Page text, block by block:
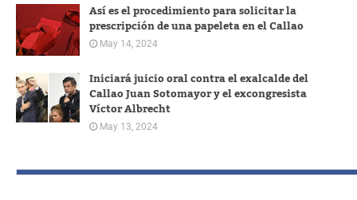
Así es el procedimiento para solicitar la
prescripción de una papeleta en el Callao
May 14, 2024
Iniciará juicio oral contra el exalcalde del
Callao Juan Sotomayor y el excongresista
Víctor Albrecht
May 13, 2024